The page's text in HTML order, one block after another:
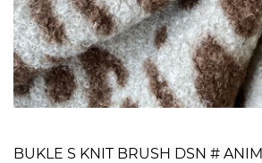
BUKLE S KNIT BRUSH DSN #